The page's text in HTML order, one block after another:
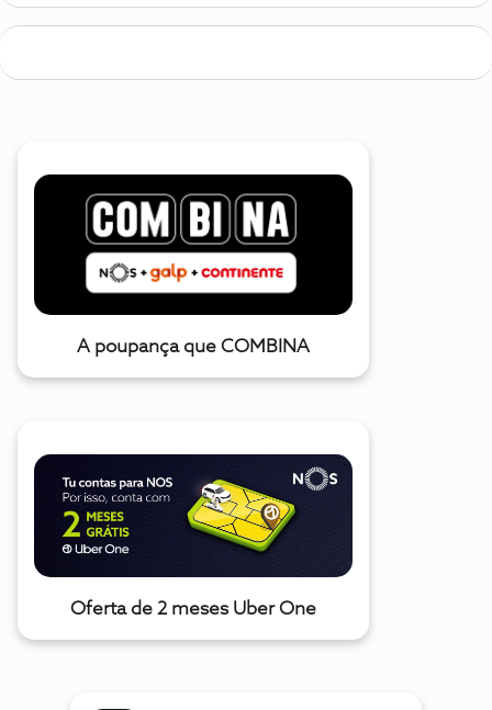
A poupança que COMBINA
Oferta de 2 meses Uber One